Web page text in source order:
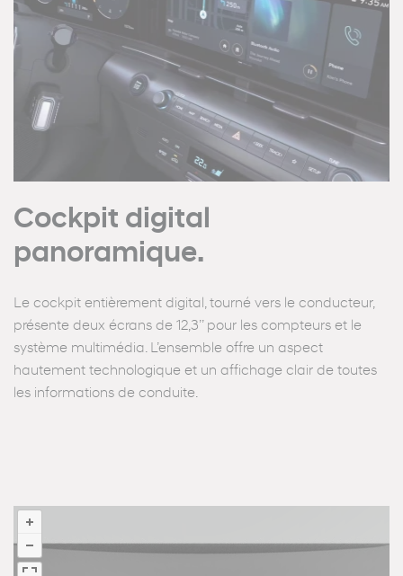
Cockpit digital
panoramique.
Le cockpit entièrement digital, tourné vers le conducteur,
présente deux écrans de 12,3’’ pour les compteurs et le
système multimédia. L’ensemble offre un aspect
hautement technologique et un affichage clair de toutes
les informations de conduite.